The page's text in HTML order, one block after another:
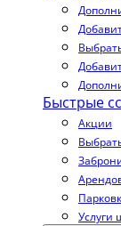
Быстрые
Акции
Услуги